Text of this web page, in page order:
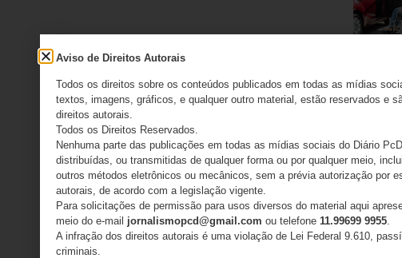
Aviso de Direitos Autorais
Todos os direitos sobre os conteúdos publicados em todas as mídias
textos, imagens, gráficos, e qualquer outro material, estão reservados e
direitos autorais.
Todos os Direitos Reservados.
Nenhuma parte das publicações em todas as mídias sociais do Diário
distribuídas, ou transmitidas de qualquer forma ou por qualquer meio,
outros métodos eletrônicos ou mecânicos, sem a prévia autorização por
autorais, de acordo com a legislação vigente.
Para solicitações de permissão para usos diversos do material aqui
meio do e-mail jornalismopcd@gmail.com ou telefone 11.99699 9955.
A infração dos direitos autorais é uma violação de Lei Federal 9.610,
criminais.